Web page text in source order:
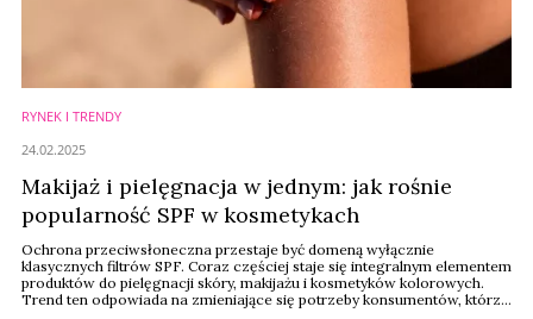
RYNEK I TRENDY
Makijaż i pielęgnacja w jednym: jak rośnie
popularność SPF w kosmetykach
Ochrona przeciwsłoneczna przestaje być domeną wyłącznie
klasycznych filtrów SPF. Coraz częściej staje się integralnym elementem
produktów do pielęgnacji skóry, makijażu i kosmetyków kolorowych.
Trend ten odpowiada na zmieniające się potrzeby konsumentów, którzy
24.02.2025